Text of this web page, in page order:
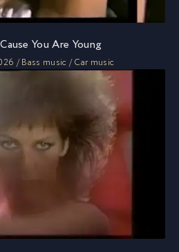
You Are Young
/ Bass music / Car music